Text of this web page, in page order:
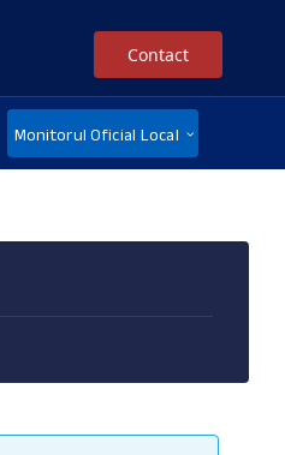
Contact
Monitorul Oficial Local